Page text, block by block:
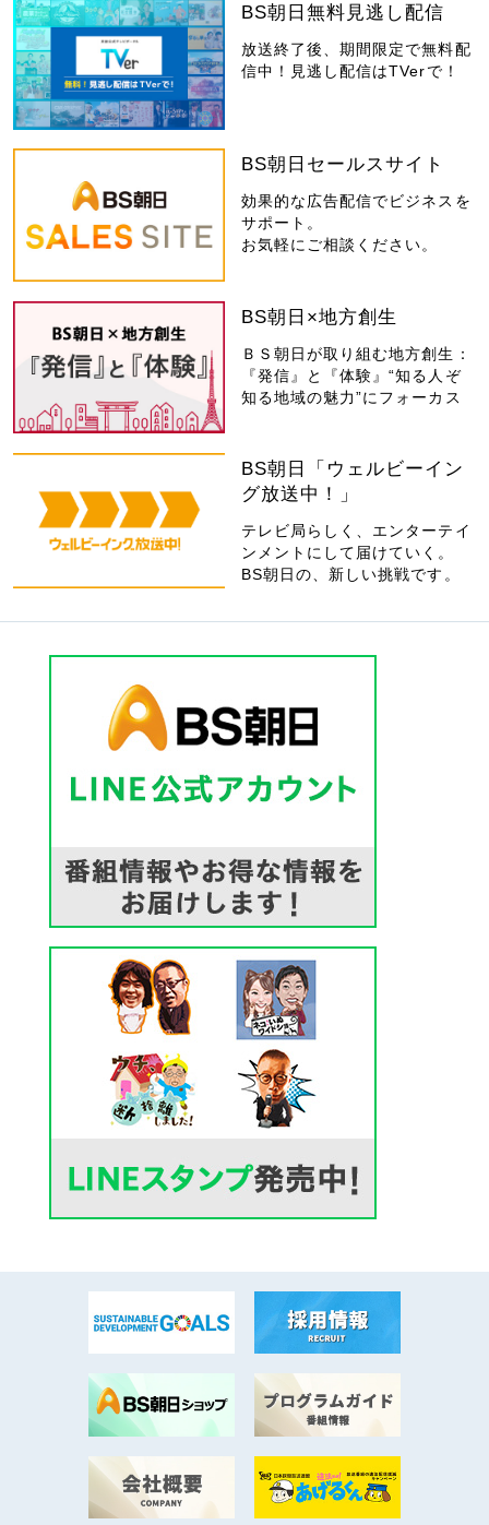
BS朝日無料見逃し配信
放送終了後、期間限定で無料配
信中！見逃し配信はTVerで！
BS朝日セールスサイト
効果的な広告配信でビジネスを
サポート。
お気軽にご相談ください。
BS朝日×地方創生
ＢＳ朝日が取り組む地方創生：
『発信』と『体験』“知る人ぞ
知る地域の魅力”にフォーカス
BS朝日「ウェルビーイン
グ放送中！」
テレビ局らしく、エンターテイ
ンメントにして届けていく。
BS朝日の、新しい挑戦です。